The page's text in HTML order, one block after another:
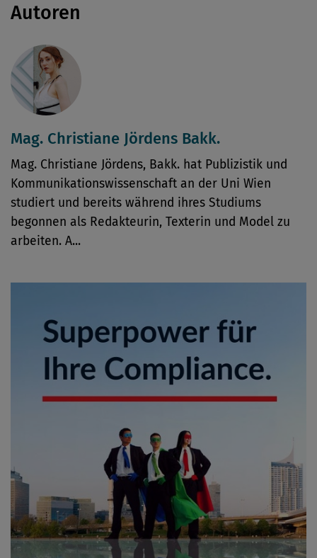
Autoren
Mag. Christiane Jördens Bakk.
Mag. Christiane Jördens, Bakk. hat Publizistik und
Kommunikationswissenschaft an der Uni Wien
studiert und bereits während ihres Studiums
begonnen als Redakteurin, Texterin und Model zu
arbeiten. A...